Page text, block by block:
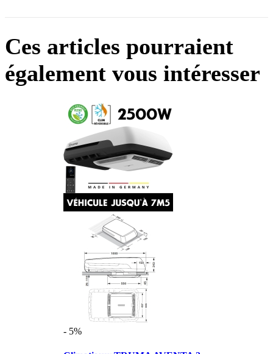
Ces articles pourraient
également vous intéresser
- 5%